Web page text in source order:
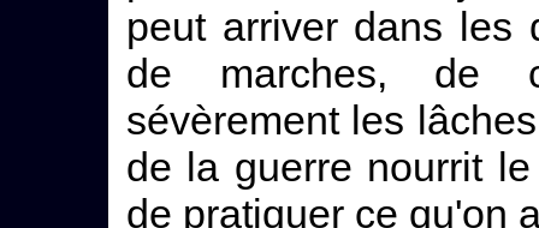
peut arriver dans les
de marches, de
sévèrement les
de la guerre nourrit
de pratiquer ce qu'on